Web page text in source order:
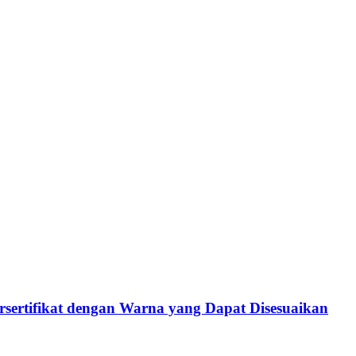
dengan Warna yang Dapat Disesuaikan